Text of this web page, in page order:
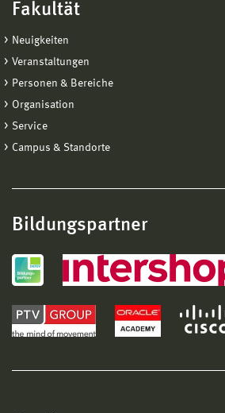
Fakultät
Neuigkeiten
Veranstaltungen
Personen & Bereiche
Organisation
Service
Campus & Standorte
Bildungspartner